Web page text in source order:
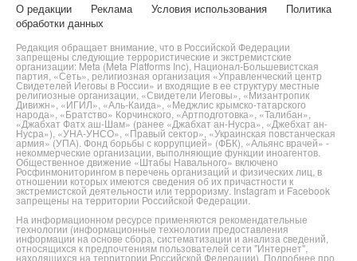
О редакции Реклама Условия использования
Политика
обработки данных
Редакция обращает внимание, что в Российской Федерации
запрещены следующие террористические и экстремистские
организации: Meta (Meta Platforms Inc), Национал-Большевистская
партия, «Сеть», религиозная организация «Управленческий центр
Свидетелей Иеговы в России» и входящие в ее структуру местные
религиозные организации, «Свидетели Иеговы», «Мизантропик
Дивижн», «ИГИЛ», «Аль-Каида», «Меджлис крымско-татарского
народа», «Братство» Корчинского, «Артподготовка», «Талибан»,
«Джабхат Фатх аш-Шам» (ранее «Джабхат ан-Нусра», «Джебхат ан-
Нусра»), «УНА-УНСО», «Правый сектор», «Украинская повстанческая
армия» (УПА). Фонд борьбы с коррупцией» (ФБК), «Альянс врачей» -
некоммерческие организации, выполняющие функции иноагентов.
Общественное движение «Штабы Навального» включено
Росфинмониторингом в перечень организаций и физических лиц, в
отношении которых имеются сведения об их причастности к
экстремистской деятельности или терроризму. Instagram и Facebook
запрещены на территории Российской Федерации.
На информационном ресурсе применяются рекомендательные
технологии (информационные технологии предоставления
информации на основе сбора, систематизации и анализа сведений,
относящихся к предпочтениям пользователей сети "Интернет",
находящихся на территории Российской Федерации). Подробнее про